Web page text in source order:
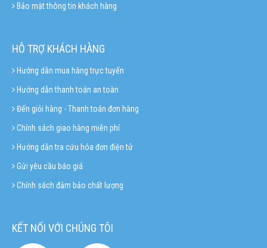
Bảo mật thông tin khách hàng
HỖ TRỢ KHÁCH HÀNG
Hướng dẫn mua hàng trực tuyến
Hướng dẫn thanh toán an toàn
Đến giỏi hàng - Thanh toán đơn hàng
Chính sách giao hàng miễn phí
Hướng dẫn tra cứu hóa đơn điện tử
Gửi yêu cầu báo giá
Chính sách đảm bảo chất lượng
KẾT NỐI VỚI CHÚNG TÔI